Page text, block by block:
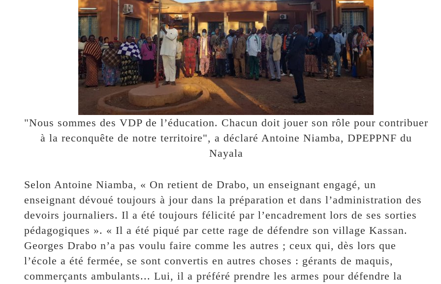
"Nous sommes des VDP de l’éducation. Chacun doit jouer son rôle pour contribuer
à la reconquête de notre territoire", a déclaré Antoine Niamba, DPEPPNF du
Nayala
Selon Antoine Niamba, « On retient de Drabo, un enseignant engagé, un
enseignant dévoué toujours à jour dans la préparation et dans l’administration des
devoirs journaliers. Il a été toujours félicité par l’encadrement lors de ses sorties
pédagogiques ». « Il a été piqué par cette rage de défendre son village Kassan.
Georges Drabo n’a pas voulu faire comme les autres ; ceux qui, dès lors que
l’école a été fermée, se sont convertis en autres choses : gérants de maquis,
commerçants ambulants... Lui, il a préféré prendre les armes pour défendre la